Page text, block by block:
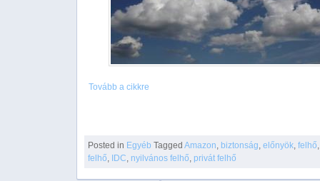
Tovább a cikkre
Posted in Egyéb Tagged Amazon, biztonság,előnyök,felhő
felhő, IDC, nyilvános felhő,privát felhő